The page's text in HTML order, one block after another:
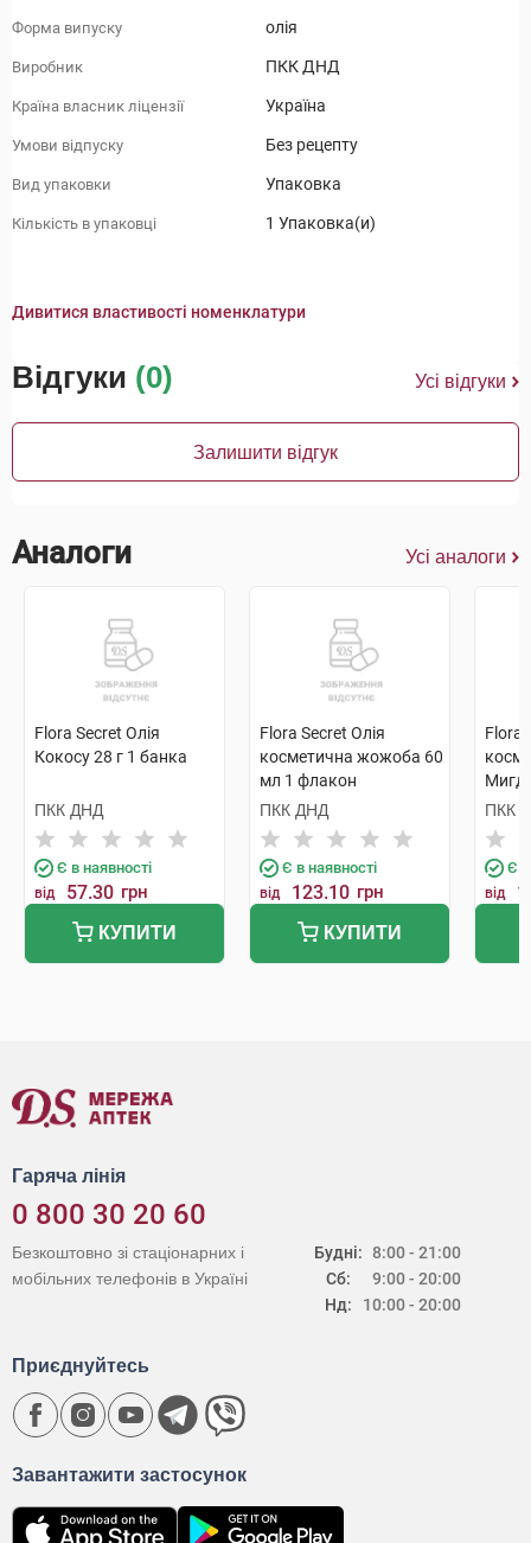
Форма випуску олія
Виробник ПКК ДНД
Країна власник ліцензії Україна
Умови відпуску Без рецепту
Вид упаковки Упаковка
Кількість в упаковці 1 Упаковка(и)
Дивитися властивості номенклатури
Відгуки (0) Усі відгуки
Залишити відгук
Аналоги Усі аналоги
Flora Secret Олія
Кокосу 28 г 1 банка
ПКК ДНД
Є в наявності
від 57.30 грн
КУПИТИ
Flora Secret Олія
косметична жожоба 60
мл 1 флакон
ПКК ДНД
Є в наявності
від 123.10 грн
КУПИТИ
Flora
ПКК
Є в
від
Гаряча лінія
0 800 30 20 60
Будні:
Сб:
Нд:
8:00 - 21:00
9:00 - 20:00
10:00 - 20:00
Безкоштовно зі стаціонарних і
мобільних телефонів в Україні
Завантажити застосунок
Приєднуйтесь